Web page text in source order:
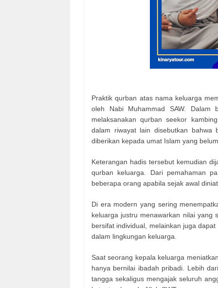
Praktik qurban atas nama keluarga
oleh Nabi Muhammad SAW. Dalam
melaksanakan qurban seekor
dalam riwayat lain disebutkan bahwa
diberikan kepada umat Islam yang
Keterangan hadis tersebut kemudian
qurban keluarga. Dari pemahaman
beberapa orang apabila sejak awal
Di era modern yang sering
keluarga justru menawarkan nilai yang
bersifat individual, melainkan juga
dalam lingkungan keluarga.
Saat seorang kepala keluarga
hanya bernilai ibadah pribadi. Lebih
tangga sekaligus mengajak seluruh